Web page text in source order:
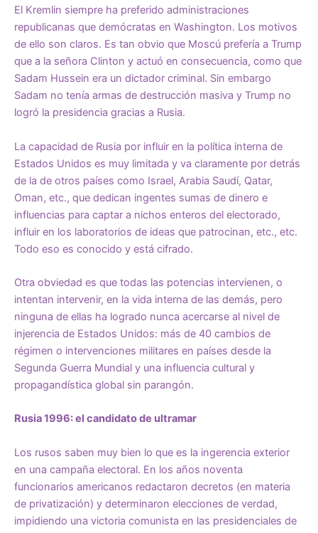
El Kremlin siempre ha preferido administraciones
republicanas que demócratas en Washington. Los motivos
de ello son claros. Es tan obvio que Moscú prefería a Trump
que a la señora Clinton y actuó en consecuencia, como que
Sadam Hussein era un dictador criminal. Sin embargo
Sadam no tenía armas de destrucción masiva y Trump no
logró la presidencia gracias a Rusia.
La capacidad de Rusia por influir en la política interna de
Estados Unidos es muy limitada y va claramente por detrás
de la de otros países como Israel, Arabia Saudí, Qatar,
Oman, etc., que dedican ingentes sumas de dinero e
influencias para captar a nichos enteros del electorado,
influir en los laboratorios de ideas que patrocinan, etc., etc.
Todo eso es conocido y está cifrado.
Otra obviedad es que todas las potencias intervienen, o
intentan intervenir, en la vida interna de las demás, pero
ninguna de ellas ha logrado nunca acercarse al nivel de
injerencia de Estados Unidos: más de 40 cambios de
régimen o intervenciones militares en países desde la
Segunda Guerra Mundial y una influencia cultural y
propagandística global sin parangón.
Rusia 1996: el candidato de ultramar
Los rusos saben muy bien lo que es la ingerencia exterior
en una campaña electoral. En los años noventa
funcionarios americanos redactaron decretos (en materia
de privatización) y determinaron elecciones de verdad,
impidiendo una victoria comunista en las presidenciales de